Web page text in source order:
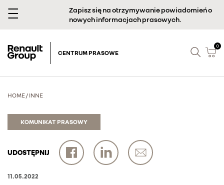
Zapisz się na otrzymywanie powiadomień o
nowych informacjach prasowych.
CENTRUM PRASOWE
0
HOME/ INNE
KOMUNIKAT PRASOWY
UDOSTĘPNIJ
11.05.2022